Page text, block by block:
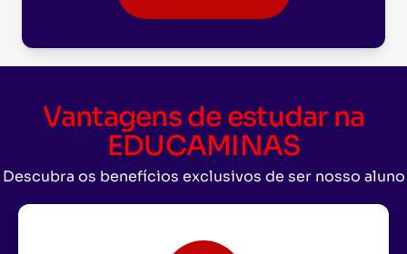
Vantagens de estudar na
EDUCAMINAS
Descubra os benefícios exclusivos de ser nosso aluno